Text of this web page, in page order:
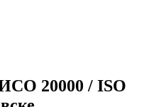
20000 / ISO